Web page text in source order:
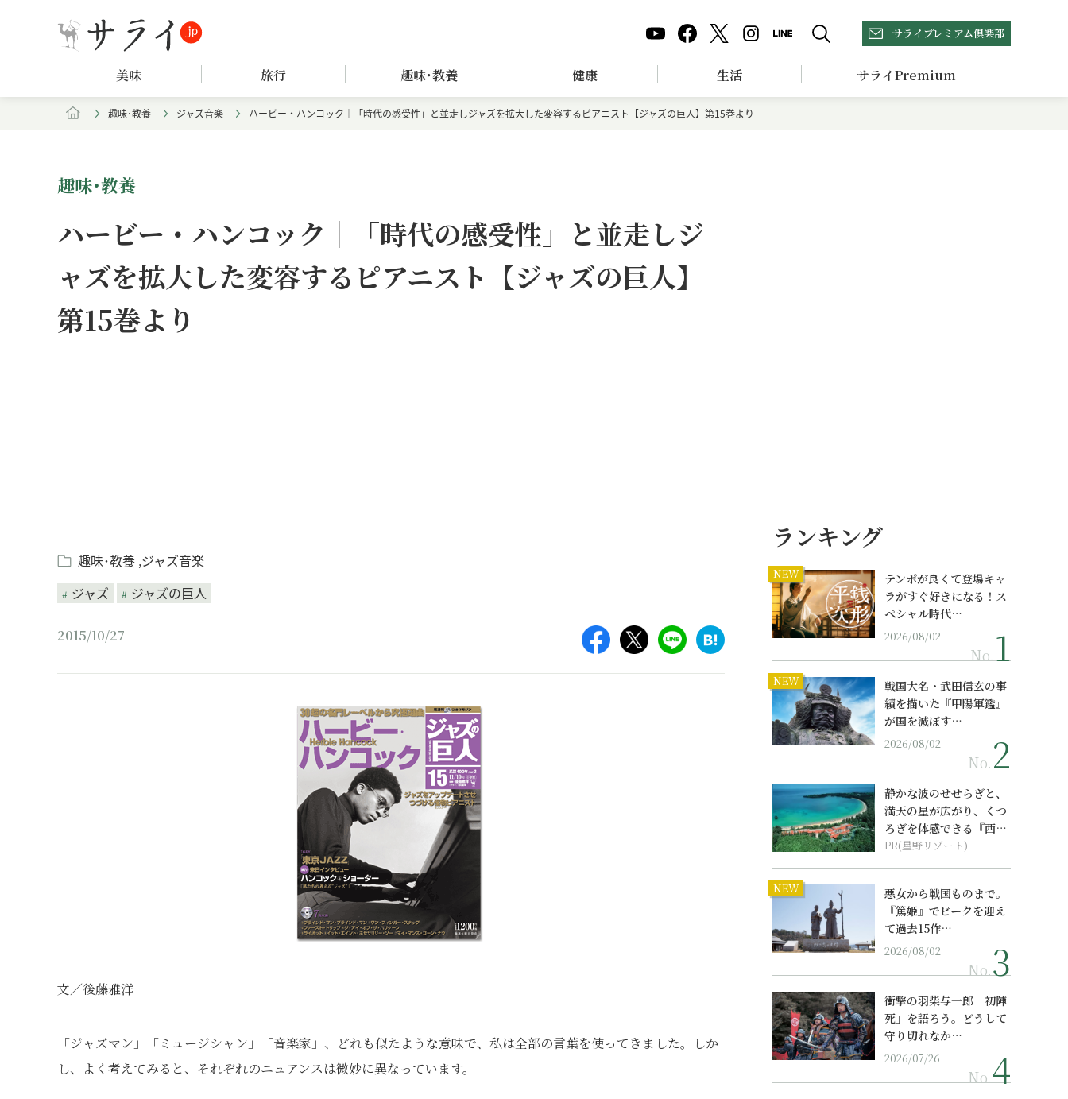
サライプレミアム倶楽部
美味 旅行 趣味･教養 健康 生活 サライPremium
趣味･教養 ジャズ音楽 ハービー・ハンコック｜「時代の感受性」と並走しジャズを拡大した変容するピアニスト【ジャズの巨人】第15巻より
趣味･教養
ハービー・ハンコック｜「時代の感受性」と並走しジ
ャズを拡大した変容するピアニスト【ジャズの巨人】
第15巻より
趣味･教養 ジャズ音楽
ジャズ
ジャズの巨人
2015/10/27
文／後藤雅洋
「ジャズマン」「ミュージシャン」「音楽家」、どれも似たような意味で、私は全部の言葉を使ってきました。しか
し、よく考えてみると、それぞれのニュアンスは微妙に異なっています。
ランキング
NEW
テンポが良くて登場キャ
ラがすぐ好きになる！ス
ペシャル時代…
2026/08/02
No.
NEW
戦国大名・武田信玄の事
績を描いた『甲陽軍鑑』
が国を滅ぼす…
2026/08/02
No.
静かな波のせせらぎと、
満天の星が広がり、くつ
ろぎを体感できる『西表
島ホテル by...
PR(星野リゾート)
NEW
悪女から戦国ものまで。
『篤姫』でピークを迎え
て過去15作…
2026/08/02
No.
衝撃の羽柴与一郎「初陣
死」を語ろう。どうして
守り切れなか…
2026/07/26
No.